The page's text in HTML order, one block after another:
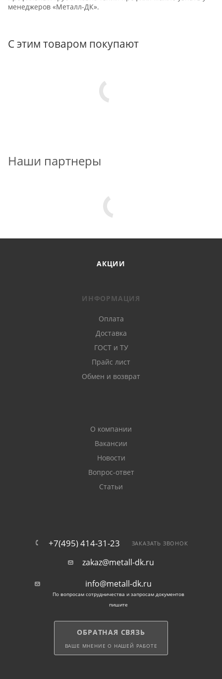
менеджеров «Металл-ДК».
С этим товаром покупают
Наши партнеры
АКЦИИ
ИНФОРМАЦИЯ
Оплата
Доставка
ГОСТ и ТУ
Прайс лист
Обмен и возврат
О компании
Вакансии
Новости
Вопрос-ответ
Статьи
+7(495) 414-31-23 ЗАКАЗАТЬ ЗВОНОК
zakaz@metall-dk.ru
info@metall-dk.ru
По вопросам сотрудничества и запросам документов
пишите
ОБРАТНАЯ СВЯЗЬ
ВАШЕ МНЕНИЕ О НАШЕЙ РАБОТЕ